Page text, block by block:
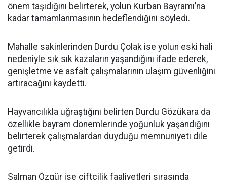
önem taşıdığını belirterek, yolun Kurban Bayramı’na
kadar tamamlanmasının hedeflendiğini söyledi.
Mahalle sakinlerinden Durdu Çolak ise yolun eski hali
nedeniyle sık sık kazaların yaşandığını ifade ederek,
genişletme ve asfalt çalışmalarının ulaşım güvenliğini
artıracağını kaydetti.
Hayvancılıkla uğraştığını belirten Durdu Gözükara da
özellikle bayram dönemlerinde yoğunluk yaşandığını
belirterek çalışmalardan duyduğu memnuniyeti dile
getirdi.
Salman Özgür ise çiftçilik faaliyetleri sırasında